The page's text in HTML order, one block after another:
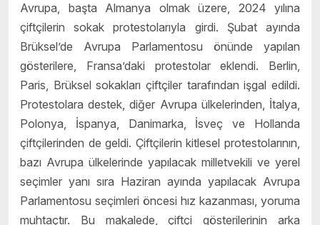
Avrupa, başta Almanya olmak üzere, 2024 yılına
çiftçilerin sokak protestolarıyla girdi. Şubat ayında
Brüksel’de Avrupa Parlamentosu önünde yapılan
gösterilere, Fransa’daki protestolar eklendi. Berlin,
Paris, Brüksel sokakları çiftçiler tarafından işgal edildi.
Protestolara destek, diğer Avrupa ülkelerinden, İtalya,
Polonya, İspanya, Danimarka, İsveç ve Hollanda
çiftçilerinden de geldi. Çiftçilerin kitlesel protestolarının,
bazı Avrupa ülkelerinde yapılacak milletvekili ve yerel
seçimler yanı sıra Haziran ayında yapılacak Avrupa
Parlamentosu seçimleri öncesi hız kazanması, yoruma
muhtaçtır. Bu makalede, çiftçi gösterilerinin arka